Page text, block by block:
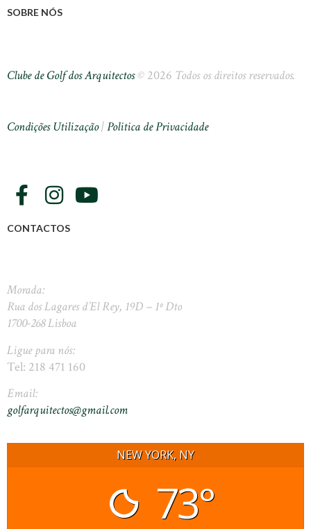
SOBRE NÓS
Clube de Golf dos Arquitectos© 2026 Todos os direitos reservados.
Condições Utilização|Politica de Privacidade
CONTACTOS
Morada:
Rua dos Lagares d’El Rey, 19D – 1º Dto
1700-268 Lisboa
Ligue para nós:
Tel: 218 471 160
Email:
golfarquitectos@gmail.com
NEW YORK, NY
73°